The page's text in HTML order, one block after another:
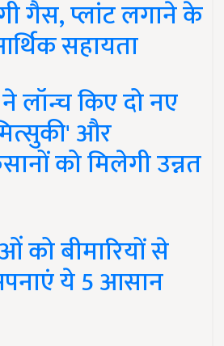
गैस, प्लांट लगाने के
सहायता
लॉन्च किए दो नए
और
को मिलेगी उन्नत
को बीमारियों से
ये 5 आसान